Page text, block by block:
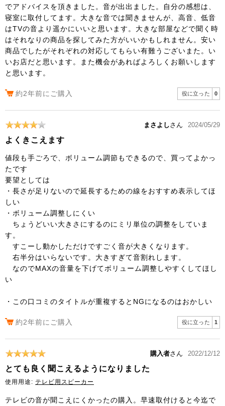
でアドバイスを頂きました。音が出出ました。自分の感想は、
寝室に取付してます。大きな音では聞きませんが、高音、低音
はTVの音より遥かにいいと思います。大きな部屋などで聞く時
はそれなりの商品を探してみた方がいいかもしれません。安い
商品でしたがそれぞれの対応してもらい有難うございまた。い
いお店だと思います。また機会があればよろしくお願いします
と思います。
約2年前にご購入 役に立った 0
まさよしさん 2024/05/29
よくきこえます
値段も手ごろで、ボリューム調節もできるので、買ってよかっ
たです
要望としては
・長さが足りないので延長するための線をおすすめ表示してほ
しい
・ボリューム調整しにくい
ちょうどいい大きさにするのにミリ単位の調整をしていま
す。
すこーし動かしただけですごく音が大きくなります。
右半分はいらないです。大きすぎて音割れします。
なのでMAXの音量を下げてボリューム調整しやすくしてほし
い
・この口コミのタイトルが重複するとNGになるのはおかしい
約2年前にご購入 役に立った 1
購入者さん 2022/12/12
とても良く聞こえるようになりました
使用用途: テレビ用スピーカー
テレビの音が聞こえにくかったの購入。早速取付けると今迄で